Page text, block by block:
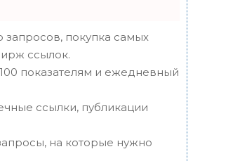
покупка самых
ссылок.
показателям и ежедневный
ссылки, публикации
на которые нужно